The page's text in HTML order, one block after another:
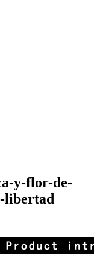
y-flor-de-
libertad